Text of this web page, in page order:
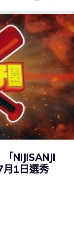
NIJISANJI
1日選秀